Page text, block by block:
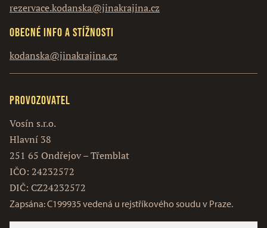
rezervace.kodanska@jinakrajina.cz
Obecné info a stížnosti
kodanska@jinakrajina.cz
Provozovatel
Vosín s.r.o.
Hlavní 38
251 65 Ondřejov – Třemblat
IČO: 24232572
DIČ: CZ24232572
Zapsána: C199935 vedená u rejstříkového soudu v Praze.